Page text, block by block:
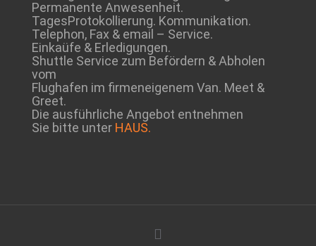
Permanente Anwesenheit.
TagesProtokollierung. Kommunikation.
Telephon, Fax & email – Service.
Einkaüfe & Erledigungen.
Shuttle Service zum Befördern & Abholen
vom
Flughafen im firmeneigenem Van. Meet &
Greet.
Die ausführliche Angebot entnehmen
Sie bitte unter HAUS.